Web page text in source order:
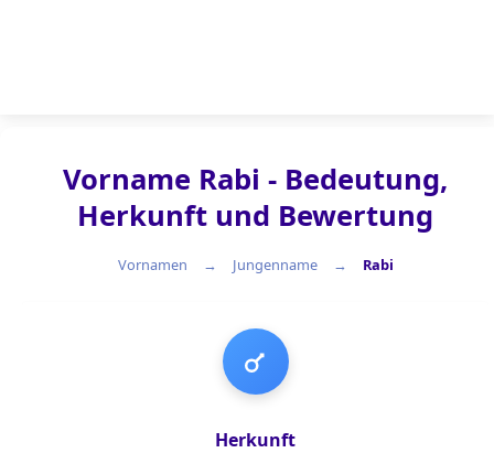
Vorname Rabi - Bedeutung,
Herkunft und Bewertung
Vornamen Jungenname Rabi
Jungenname
Herkunft